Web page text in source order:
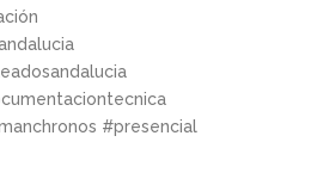
#presencial